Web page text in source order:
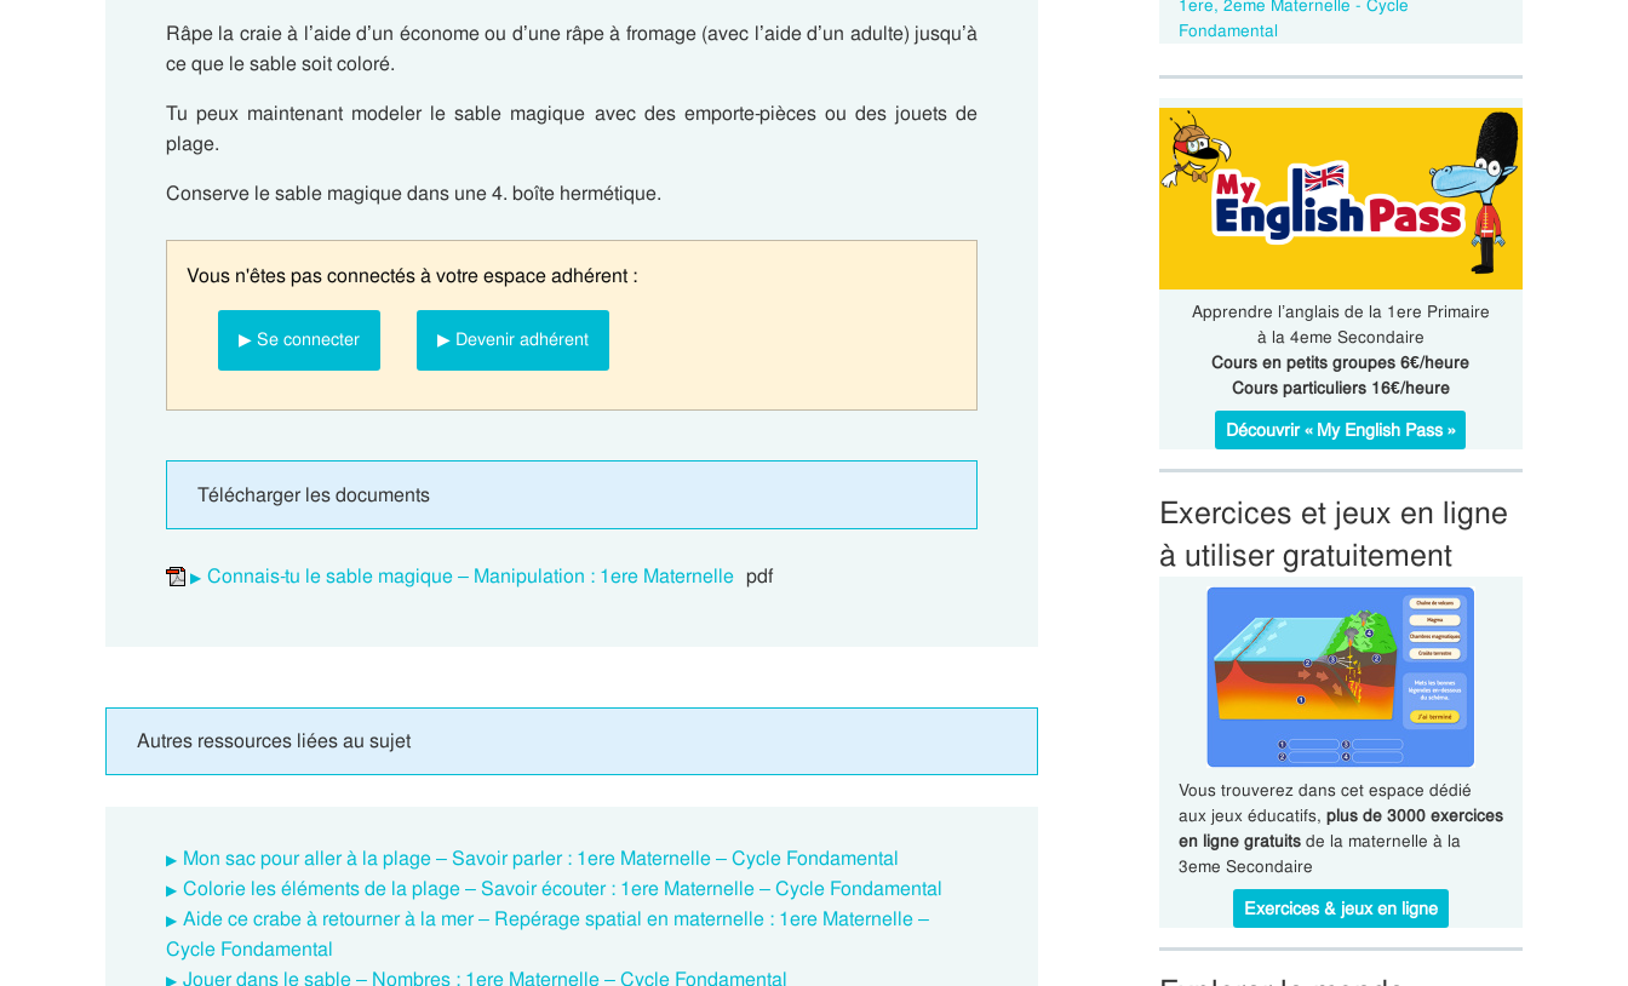
Râpe la craie à l’aide d’un économe ou d’une râpe à fromage (avec l’aide d’un adulte) jusqu’à
ce que le sable soit coloré.
Tu peux maintenant modeler le sable magique avec des emporte-pièces ou des jouets de
plage.
Conserve le sable magique dans une 4. boîte hermétique.
Vous n'êtes pas connectés à votre espace adhérent :
▶ Se connecter ▶ Devenir adhérent
Télécharger les documents
Connais-tu le sable magique – Manipulation : 1ere Maternelle pdf
Autres ressources liées au sujet
Mon sac pour aller à la plage – Savoir parler : 1ere Maternelle – Cycle Fondamental
Colorie les éléments de la plage – Savoir écouter : 1ere Maternelle – Cycle Fondamental
Aide ce crabe à retourner à la mer – Repérage spatial en maternelle : 1ere Maternelle –
Cycle Fondamental
Jouer dans le sable – Nombres : 1ere Maternelle – Cycle Fondamental
1ere, 2eme Maternelle - Cycle
Fondamental
Apprendre l’anglais de la 1ere Primaire
à la 4eme Secondaire
Cours en petits groupes 6€/heure
Cours particuliers 16€/heure
Découvrir « My English Pass »
Exercices et jeux en ligne
à utiliser gratuitement
Vous trouverez dans cet espace dédié
aux jeux éducatifs, plus de 3000 exercices
en ligne gratuitsde la maternelle à la
3eme Secondaire
Exercices & jeux en ligne